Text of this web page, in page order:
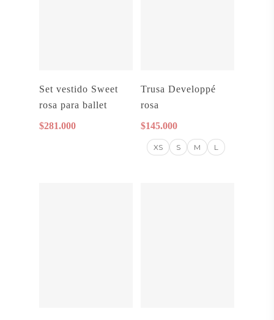
Set vestido Sweet
rosa para ballet
$281.000
Opciones
Trusa Developpé
rosa
$145.000
XS S M L